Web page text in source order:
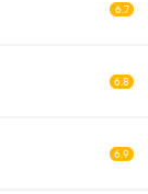
6.7
6.8
6.9